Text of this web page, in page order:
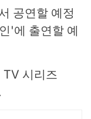
공연할 예정
'에 출연할 예
TV 시리즈